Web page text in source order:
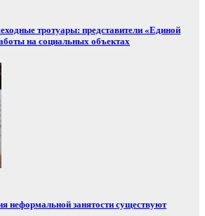
тротуары: представители «Единой
на социальных объектах
неформальной занятости существуют